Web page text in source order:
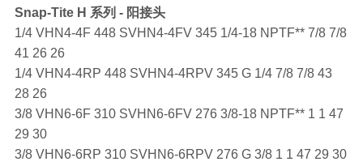
Snap-Tite H 系列 - 阳接头
1/4 VHN4-4F 448 SVHN4-4FV 345 1/4-18 NPTF** 7/8 7/8
41 26 26
1/4 VHN4-4RP 448 SVHN4-4RPV 345 G 1/4 7/8 7/8 43
28 26
3/8 VHN6-6F 310 SVHN6-6FV 276 3/8-18 NPTF** 1 1 47
29 30
3/8 VHN6-6RP 310 SVHN6-6RPV 276 G 3/8 1 1 47 29 30